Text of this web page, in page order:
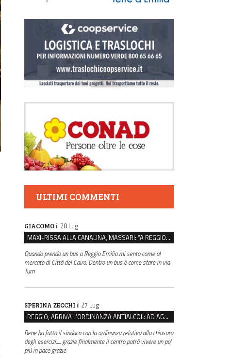
ULTIMI COMMENTI
GIACOMO il 28 Lug
MAXI-RISSA ALLA CANALINA, MASSARI: “A REGGIO FATTI COSÌ GRAVI NON DEVONO TROVARE SPAZIO”
Quando prendo un bus a Reggio Emilia mi sento come al
mercato di Città del Cairo. Dentro un bus è come stare in via
Turri
SPERINA ZECCHI il 27 Lug
REGGIO, ARRIVA L’ORDINANZA ANTIALCOL: AD AGOSTO ESERCIZI DI VICINATO CHIUSI DALLE 22 ALLE 6
Bene ha fatto il sindaco con la ordinanza relativa alla chiusura
degli esercizi..... grazie finalmente il centro potrà vivere un po'
più in pace grazie